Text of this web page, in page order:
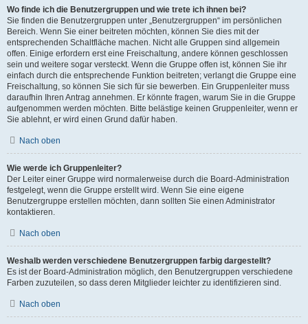
Wo finde ich die Benutzergruppen und wie trete ich ihnen bei?
Sie finden die Benutzergruppen unter „Benutzergruppen“ im persönlichen
Bereich. Wenn Sie einer beitreten möchten, können Sie dies mit der
entsprechenden Schaltfläche machen. Nicht alle Gruppen sind allgemein
offen. Einige erfordern erst eine Freischaltung, andere können geschlossen
sein und weitere sogar versteckt. Wenn die Gruppe offen ist, können Sie ihr
einfach durch die entsprechende Funktion beitreten; verlangt die Gruppe eine
Freischaltung, so können Sie sich für sie bewerben. Ein Gruppenleiter muss
daraufhin Ihren Antrag annehmen. Er könnte fragen, warum Sie in die Gruppe
aufgenommen werden möchten. Bitte belästige keinen Gruppenleiter, wenn er
Sie ablehnt, er wird einen Grund dafür haben.
Nach oben
Wie werde ich Gruppenleiter?
Der Leiter einer Gruppe wird normalerweise durch die Board-Administration
festgelegt, wenn die Gruppe erstellt wird. Wenn Sie eine eigene
Benutzergruppe erstellen möchten, dann sollten Sie einen Administrator
kontaktieren.
Nach oben
Weshalb werden verschiedene Benutzergruppen farbig dargestellt?
Es ist der Board-Administration möglich, den Benutzergruppen verschiedene
Farben zuzuteilen, so dass deren Mitglieder leichter zu identifizieren sind.
Nach oben